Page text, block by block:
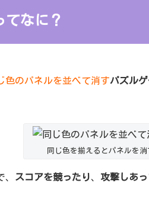
てなに？
色のパネルを並べて消すパズル
同じ色を揃えるとパネルを
スコアを競ったり、 攻撃しあ